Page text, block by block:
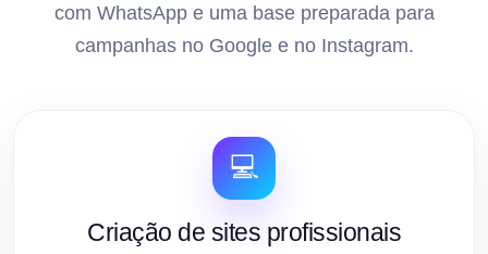
com WhatsApp e uma base preparada para
campanhas no Google e no Instagram.
💻
Criação de sites profissionais